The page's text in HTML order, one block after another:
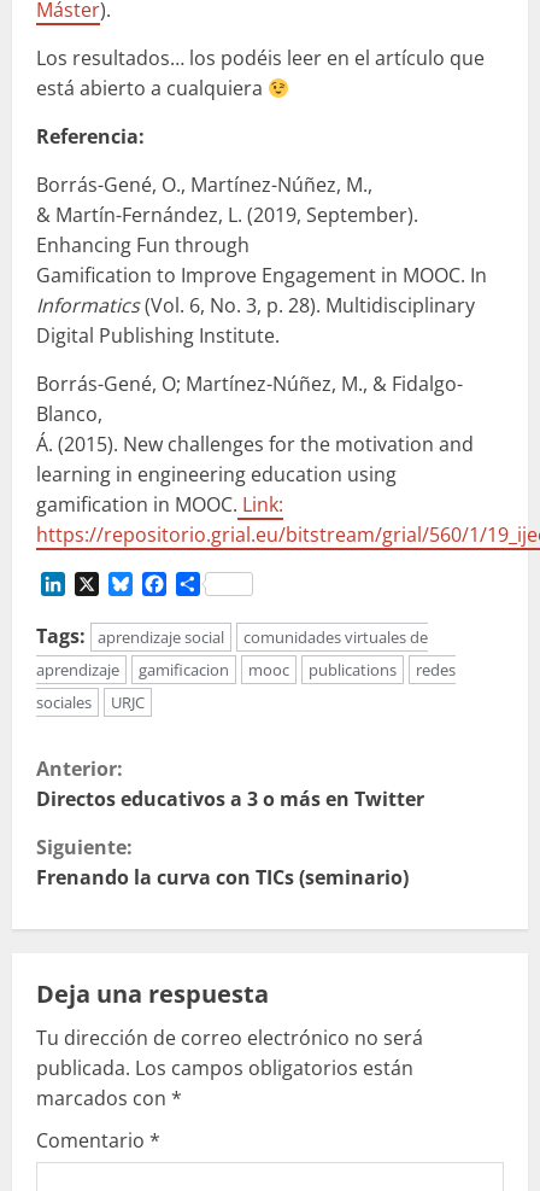
Máster).
Los resultados… los podéis leer en el artículo que
está abierto a cualquiera
Referencia:
Borrás-Gené, O., Martínez-Núñez, M.,
& Martín-Fernández, L. (2019, September).
Enhancing Fun through
Gamification to Improve Engagement in MOOC. In
Informatics(Vol. 6, No. 3, p. 28). Multidisciplinary
Digital Publishing Institute.
Borrás-Gené, O; Martínez-Núñez, M., & Fidalgo-
Blanco,
Á. (2015). New challenges for the motivation and
learning in engineering education using
gamification in MOOC. Link:
https://repositorio.grial.eu/bitstream/grial/560/1/
LinkedIn BlueskyFacebook
Compartir
Tags:
aprendizaje social
comunidades virtuales de
aprendizaje
gamificacion mooc publications
redes
sociales
URJC
S
i
g
l
e
y
e
Anterior:
Directos educativos a 3 o más en Twitter
Siguiente:
Frenando la curva con TICs (seminario)
Deja una respuesta
Tu dirección de correo electrónico no será
publicada. Los campos obligatorios están
marcados con *
Comentario *